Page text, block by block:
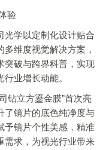
验
学以定制化设计贴合
维度视觉解决方案，
突破与跨界科普，实现
业增长动能。
立方鎏金膜”首次亮
了镜片的底色纯净度与
予镜片个性美感，精准
需求，为视光行业带来